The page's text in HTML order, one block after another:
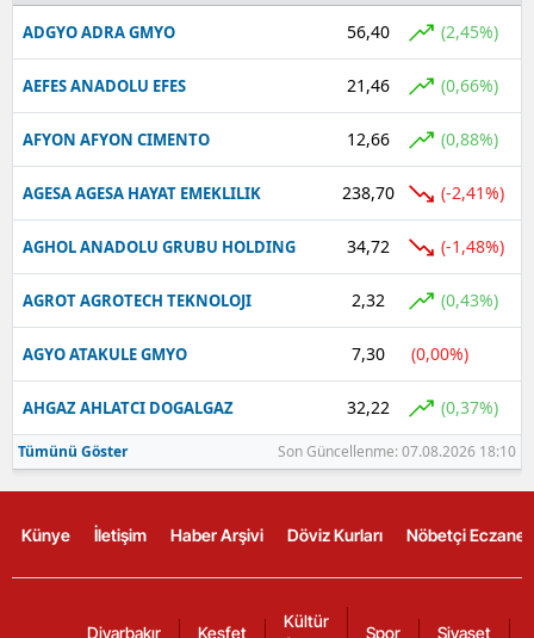
ADGYO ADRA GMYO 56,40 (2,45%)
AEFES ANADOLU EFES 21,46 (0,66%)
AFYON AFYON CIMENTO 12,66 (0,88%)
AGESA AGESA HAYAT EMEKLILIK 238,70 (-2,41%)
AGHOL ANADOLU GRUBU HOLDING 34,72 (-1,48%)
AGROT AGROTECH TEKNOLOJI 2,32 (0,43%)
AGYO ATAKULE GMYO 7,30 (0,00%)
AHGAZ AHLATCI DOGALGAZ 32,22 (0,37%)
Tümünü Göster Son Güncellenme: 07.08.2026 18:10
Künye İletişim Haber Arşivi Döviz Kurları Nöbetçi
Diyarbakır Keşfet
Kültür
Spor Siyaset